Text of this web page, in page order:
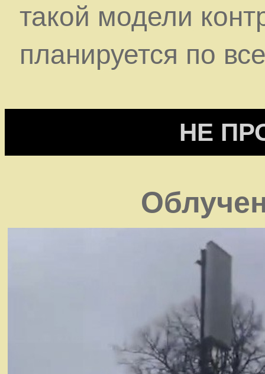
такой модели
планируется по
НЕ